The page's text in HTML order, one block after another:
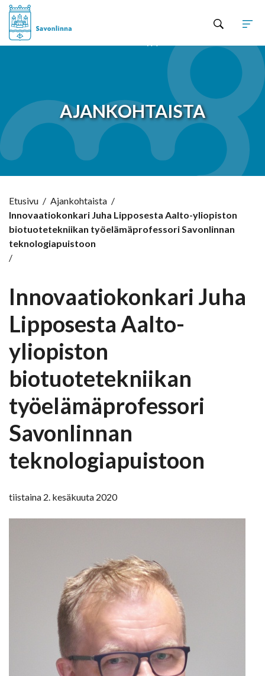
AJANKOHTAISTA
Etusivu / Ajankohtaista /
Innovaatiokonkari Juha Lipposesta Aalto-yliopiston
biotuotetekniikan työelämäprofessori Savonlinnan
teknologiapuistoon
/
Innovaatiokonkari Juha
Lipposesta Aalto-
yliopiston
biotuotetekniikan
työelämäprofessori
Savonlinnan
teknologiapuistoon
tiistaina 2. kesäkuuta 2020